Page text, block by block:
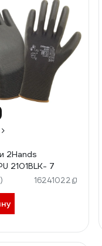
2Hands
2101BLK- 7
16241022